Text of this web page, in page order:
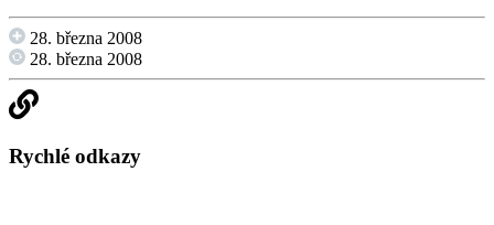
28. března 2008
28. března 2008
Rychlé odkazy